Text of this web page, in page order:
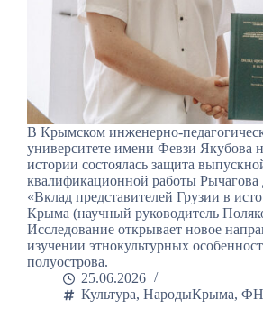
В Крымском
университете имени Февзи Якубова
истории состоялась защита
квалификационной работы
«Вклад представителей Грузии в
Крыма (научный руководитель
Исследование открывает новое
изучении этнокультурных
полуострова.
25.06.2026
Культура, НародыКрыма,